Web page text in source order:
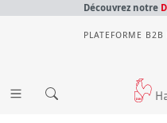
Découvrez notre
PLATEFORME